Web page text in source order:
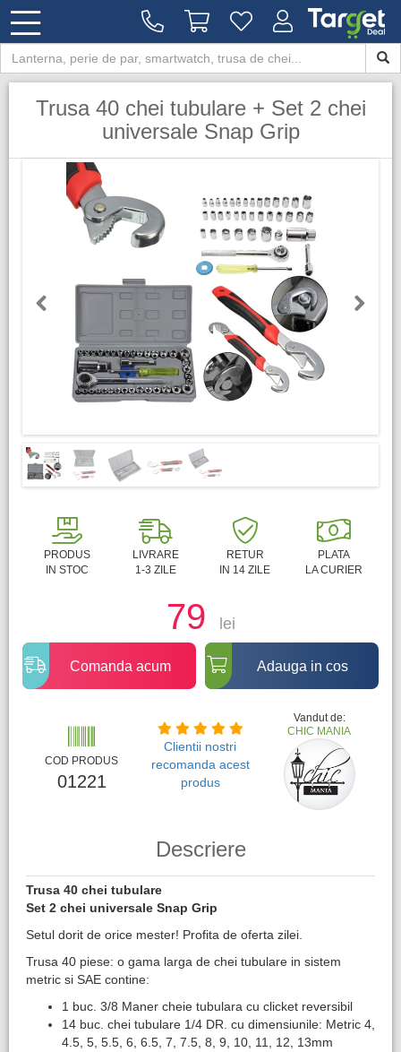
Trusa 40 chei tubulare + Set 2 chei
universale Snap Grip
Previous
PRODUS
IN STOC
LIVRARE
1-3 ZILE
RETUR
IN 14 ZILE
PLATA
LA CURIER
79 lei
Comanda acum Adauga in cos
COD PRODUS
01221
Clientii nostri
recomanda acest
produs
Vandut de:
CHIC MANIA
Descriere
Trusa 40 chei tubulare
Set 2 chei universale Snap Grip
Setul dorit de orice mester! Profita de oferta zilei.
Trusa 40 piese: o gama larga de chei tubulare in sistem
metric si SAE contine:
1 buc. 3/8 Maner cheie tubulara cu clicket reversibil
14 buc. chei tubulare 1/4 DR. cu dimensiunile: Metric 4,
4.5, 5, 5.5, 6, 6.5, 7, 7.5, 8, 9, 10, 11, 12, 13mm